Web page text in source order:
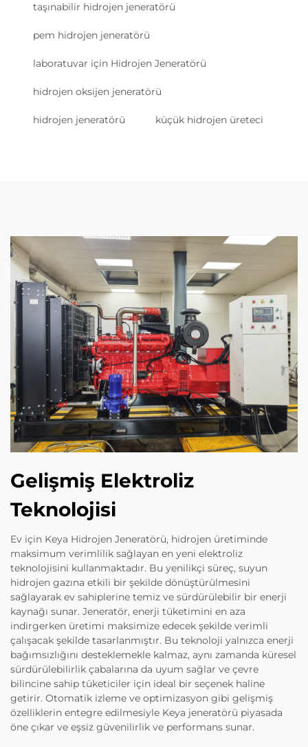
taşınabilir hidrojen jeneratörü
pem hidrojen jeneratörü
laboratuvar için Hidrojen Jeneratörü
hidrojen oksijen jeneratörü
hidrojen jeneratörü küçük hidrojen üreteci
Gelişmiş Elektroliz
Teknolojisi
Ev için Keya Hidrojen Jeneratörü, hidrojen üretiminde
maksimum verimlilik sağlayan en yeni elektroliz
teknolojisini kullanmaktadır. Bu yenilikçi süreç, suyun
hidrojen gazına etkili bir şekilde dönüştürülmesini
sağlayarak ev sahiplerine temiz ve sürdürülebilir bir enerji
kaynağı sunar. Jeneratör, enerji tüketimini en aza
indirgerken üretimi maksimize edecek şekilde verimli
çalışacak şekilde tasarlanmıştır. Bu teknoloji yalnızca enerji
bağımsızlığını desteklemekle kalmaz, aynı zamanda küresel
sürdürülebilirlik çabalarına da uyum sağlar ve çevre
bilincine sahip tüketiciler için ideal bir seçenek haline
getirir. Otomatik izleme ve optimizasyon gibi gelişmiş
özelliklerin entegre edilmesiyle Keya jeneratörü piyasada
öne çıkar ve eşsiz güvenilirlik ve performans sunar.